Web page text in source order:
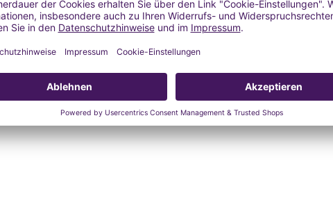
max. 0,46 %
aufgetragen werden: max. 0,058 %
aufgetragen werden, normalerweise ohne Spülung; Cremes
oder Mundspülung): max. 0,28 %
und Dosierung ätherischer Öle findest du hier:ÄTHERISCHE